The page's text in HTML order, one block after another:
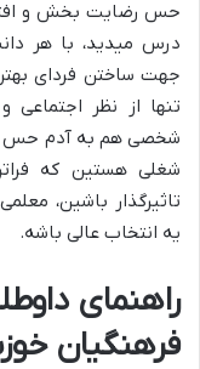
حس رضایت بخش و
درس میدید، با هر
جهت ساختن فردای
تنها از نظر اجتماعی
شخصی هم به آدم حس
شغلی هستین که
تاثیرگذار باشین،
یه انتخاب عالی باشه.
راهنمای
فرهنگیان